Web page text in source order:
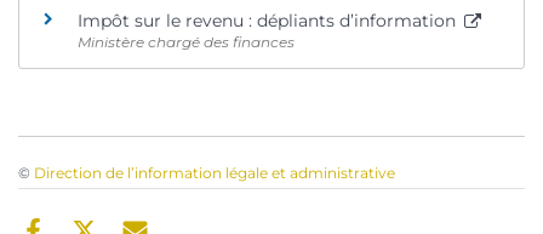
Impôt sur le revenu : dépliants d’information
Ministère chargé des finances
© Direction de l’information légale et administrative